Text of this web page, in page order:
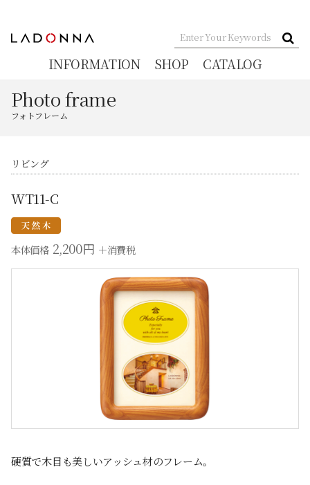
Photo frame
フォトフレーム
リビング
WT11-C
本体価格 2,200円 ＋消費税
硬質で木目も美しいアッシュ材のフレーム。
INFORMATION SHOP CATALOG